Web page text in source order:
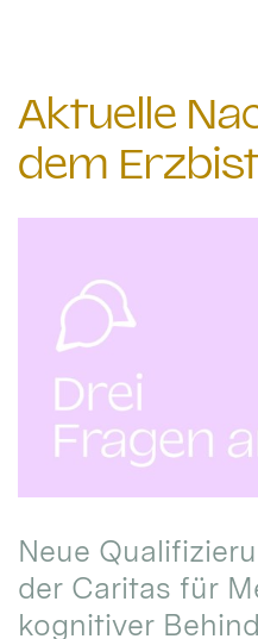
Aktuelle
dem
Neue
der Caritas für
kognitiver